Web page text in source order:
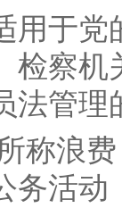
于党
检察
法管理
浪费
务活